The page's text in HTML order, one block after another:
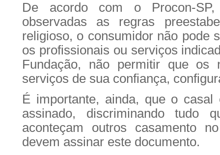
De acordo com o Procon-
observadas as regras
religioso, o consumidor não pode
os profissionais ou serviços
Fundação, não permitir que os
serviços de sua confiança,
É importante, ainda, que o casal
assinado, discriminando tudo
aconteçam outros casamento
devem assinar este documento.